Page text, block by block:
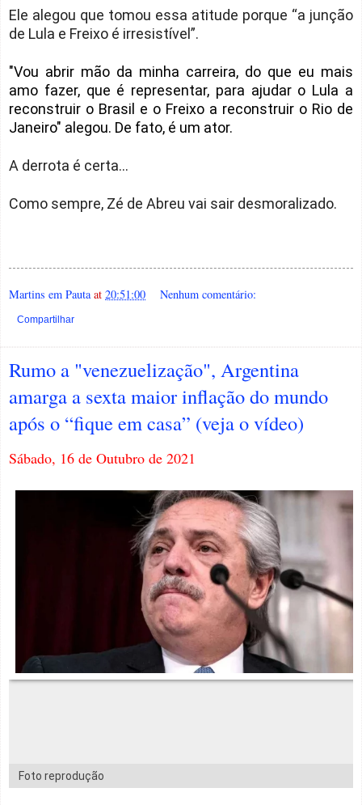
Ele alegou que tomou essa atitude porque “a junção
de Lula e Freixo é irresistível”.
"Vou abrir mão da minha carreira, do que eu mais
amo fazer, que é representar, para ajudar o Lula a
reconstruir o Brasil e o Freixo a reconstruir o Rio de
Janeiro" alegou. De fato, é um ator.
A derrota é certa...
Como sempre, Zé de Abreu vai sair desmoralizado.
Martins em Pauta at 20:51:00 Nenhum comentário:
Compartilhar
Rumo a "venezuelização", Argentina
amarga a sexta maior inflação do mundo
após o “fique em casa” (veja o vídeo)
Sábado, 16 de Outubro de 2021
Foto reprodução